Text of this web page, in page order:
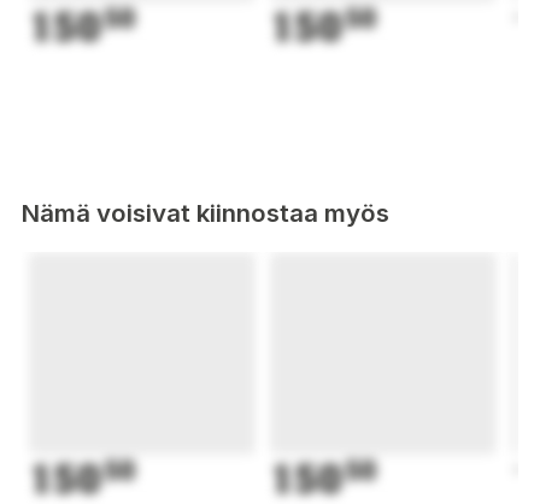
15050 15050
Nämä voisivat kiinnostaa myös
15050 15050